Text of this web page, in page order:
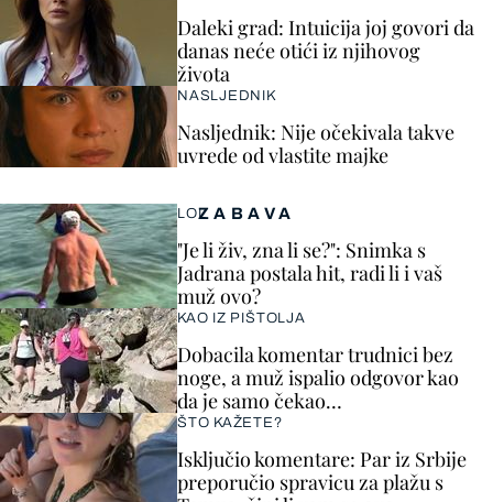
ZABAVA
LOL
"Je li živ, zna li se?": Snimka s
Jadrana postala hit, radi li i vaš
muž ovo?
KAO IZ PIŠTOLJA
Dobacila komentar trudnici bez
noge, a muž ispalio odgovor kao
da je samo čekao…
ŠTO KAŽETE?
Isključio komentare: Par iz Srbije
preporučio spravicu za plažu s
Daleki grad: Intuicija joj govori da
danas neće otići iz njihovog
života
NASLJEDNIK
Nasljednik: Nije očekivala takve
uvrede od vlastite majke